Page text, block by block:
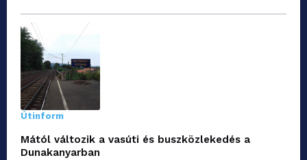
Útinform
Mától változik a vasúti és buszközlekedés a
Dunakanyarban